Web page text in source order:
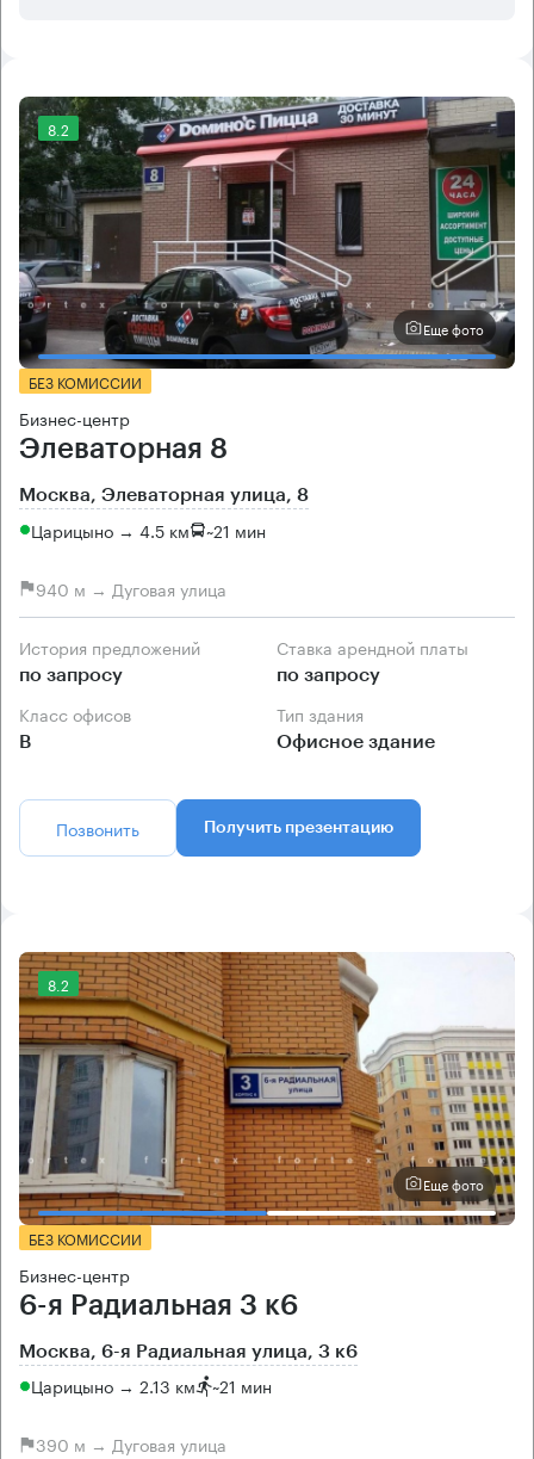
8.2
Еще фото
БЕЗ КОМИССИИ
Бизнес-центр
Элеваторная 8
Москва, Элеваторная улица, 8
Царицыно → 4.5 км ~21 мин
940 м → Дуговая улица
История предложений
по запросу
Ставка арендной платы
по запросу
Класс офисов
B
Тип здания
Офисное здание
Позвонить Получить презентацию
8.2
Еще фото
БЕЗ КОМИССИИ
Бизнес-центр
6-я Радиальная 3 к6
Москва, 6-я Радиальная улица, 3 к6
Царицыно → 2.13 км ~21 мин
390 м → Дуговая улица